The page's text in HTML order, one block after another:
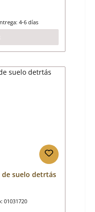
4-6 días
suelo detrtás
01031720